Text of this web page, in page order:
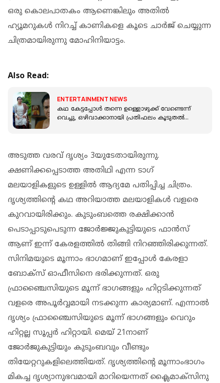
ഒരു കൊലപാതകം ആണെങ്കിലും അതില്‍
ഹ്യൂമറുകള്‍ നിറച്ച് കാണികളെ കൂടെ ചാര്‍ജ് ചെയ്യുന്ന
ചിത്രമായിരുന്നു മോഹിനിയാട്ടം.
Also Read:
ENTERTAINMENT NEWS
കഥ കേട്ടപ്പോൾ തന്നെ ഉള്ളൊഴുക്ക് വേണ്ടെന്ന്
വെച്ചു, ഒഴിവാക്കാനായി പ്രതിഫലം കൂടുതൽ
അടുത്ത വരവ് ദൃശ്യം 3യുടേതായിരുന്നു.
ക്ഷണിക്കപ്പെടാത്ത അതിഥി എന്ന ടാഗ്
മലയാളികളുടെ ഉള്ളില്‍ ആദ്യമേ പതിപ്പിച്ച ചിത്രം.
ദൃശ്യത്തിന്റെ കഥ അറിയാത്ത മലയാളികള്‍ വളരെ
കുറവായിരിക്കും. കുടുംബത്തെ രക്ഷിക്കാന്‍
പെടാപ്പാടുപെടുന്ന ജോര്‍ജ്ജുകുട്ടിയുടെ ഫാന്‍സ്
ആണ് ഇന്ന് കേരളത്തില്‍ തിങ്ങി നിറഞ്ഞിരിക്കുന്നത്.
സിനിമയുടെ മൂന്നാം ഭാഗമാണ് ഇപ്പോള്‍ കേരളാ
ബോക്‌സ് ഓഫീസിനെ ഭരിക്കുന്നത്. ഒരു
ഫ്രാഞ്ചൈസിയുടെ മൂന്ന് ഭാഗങ്ങളും ഹിറ്റടിക്കുന്നത്
വളരെ അപൂര്‍വ്വമായി നടക്കുന്ന കാര്യമാണ്. എന്നാല്‍
ദൃശ്യം ഫ്രാഞ്ചൈസിയുടെ മൂന്ന് ഭാഗങ്ങളും വെറും
ഹിറ്റല്ല സൂപ്പര്‍ ഹിറ്റായി. മെയ് 21നാണ്
ജോര്‍ജുകുട്ടിയും കുടുംബവും വീണ്ടും
തിയേറ്ററുകളിലെത്തിയത്. ദൃശ്യത്തിന്റെ മൂന്നാംഭാഗം
മികച്ച ദൃശ്യാനുഭവമായി മാറിയെന്നത് ക്ലൈമാക്‌സിനു